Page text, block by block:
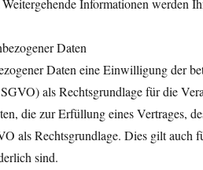
Informationen werden
Daten
Daten eine Einwilligung der
als Rechtsgrundlage für die
die zur Erfüllung eines Vertrages,
als Rechtsgrundlage. Dies gilt auch
sind.